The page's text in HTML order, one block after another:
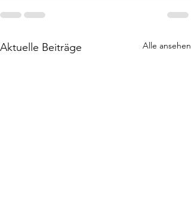
Aktuelle Beiträge Alle ansehen